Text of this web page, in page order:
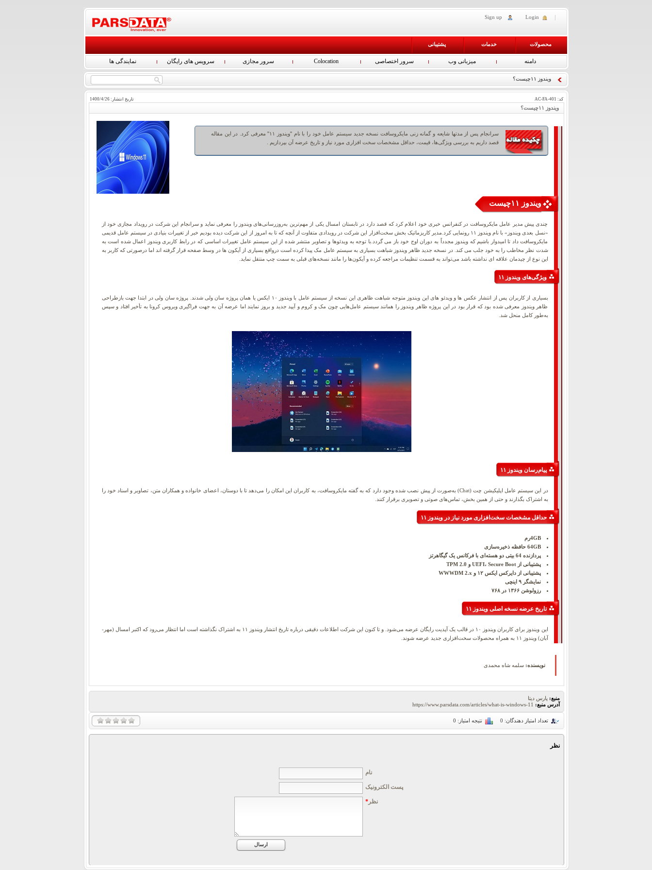
Login
Sign up
محصولات خدمات پشتیبانی
دامنه میزبانی وب سرور اختصاصی Colocation سرور مجازی سرویس های رایگان نمایندگی ها
ویندوز ۱۱چیست؟
کد: AC-FA-401 تاریخ انتشار: 1400/4/26
ویندوز ۱۱چیست؟
سرانجام پس از مدتها شایعه و گمانه زنی مایکروسافت نسخه‌ جدید سیستم عامل خود را با نام "ویندوز ۱۱" معرفی کرد. در این مقاله
قصد داریم به بررسی ویژگی‌ها، قیمت، حداقل مشخصات سخت افزاری مورد نیاز و تاریخ عرضه آن بپردازیم .
ویندوز ۱۱چیست
چندی پیش مدیر عامل مایکروسافت در کنفرانس خبری خود اعلام کرد که قصد دارد در تابستان امسال یکی از مهم‌ترین به‌روزرسانی‌های ویندوز را معرفی نماید و سرانجام این شرکت در رویداد مجازی خود از
«نسل بعدی ویندوز» با نام ویندوز ۱۱ رونمایی کرد.مدیر کاریزماتیک بخش سخت‌افزار این شرکت در رویدادی متفاوت از آنچه که تا به‌ امروز از این شرکت دیده بودیم خبر از تغییرات بنیادی در سیستم عامل قدیمی
مایکروسافت داد تا امیدوار باشیم که ویندوز مجدداً به دوران اوج خود باز می گردد.با توجه به ویدئوها و تصاویر منتشر شده از این سیستم عامل تغییرات اساسی که در رابط کاربری ویندوز اعمال شده است به
شدت نظر مخاطب را به خود جلب می کند. در نسخه جدید ظاهر ویندوز شباهت بسیاری به سیستم عامل مک پیدا کرده است درواقع بسیاری از آیکون ها در وسط صفحه قرار گرفته اند اما درصورتی که کاربر به
این نوع از چیدمان علاقه ای نداشته باشد می‌تواند به قسمت تنظیمات مراجعه کرده و آیکون‌ها را مانند نسخه‌های قبلی به سمت چپ منتقل نماید.
ویژگی‌های ویندوز ۱۱
بسیاری از کاربران پس از انتشار عکس ها و ویدئو های این ویندوز متوجه شباهت ظاهری این نسخه از سیستم عامل با ویندوز ۱۰ ایکس یا همان پروژه سان ولی شدند. پروژه سان ولی در ابتدا جهت بازطراحی
ظاهر ویندوز معرفی شده بود که قرار بود در این پروژه ظاهر ویندوز را همانند سیستم‌ عامل‌هایی چون مک و کروم و آیپد جدید و بروز نمایند اما عرضه آن به جهت فراگیری ویروس کرونا به تأخیر افتاد و سپس
به‌طور کامل منحل شد.
پیام‌رسان ویندوز ۱۱
در این سیستم عامل اپلیکیشن چت (Chat) به‌صورت از پیش نصب شده وجود دارد که به گفته مایکروسافت، به کاربران این امکان را می‌دهد تا با دوستان، اعضای خانواده و همکاران متن، تصاویر و اسناد خود را
به اشتراک بگذارند و حتی از همین بخش، تماس‌های صوتی و تصویری برقرار کنند.
حداقل مشخصات سخت‌افزاری مورد نیاز در ویندوز ۱۱
4GBرم
64GB حافظه‌ ذخیره‌سازی
پردازنده‌ 64 بیتی دو هسته‌ای با فرکانس یک گیگاهرتز
پشتیبانی از UEFI، Secure Boot و TPM 2.0
پشتیبانی از دایرکس ایکس ۱۲ و WWWDM 2.x
نمایشگر ۹ اینچی
رزولوشن ۱۳۶۶ در ۷۶۸
تاریخ عرضه نسخه اصلی ویندوز ۱۱
این ویندوز برای کاربران ویندوز ۱۰ در قالب یک آپدیت رایگان عرضه می‌شود. و تا کنون این شرکت اطلاعات دقیقی درباره‌ تاریخ انتشار ویندوز ۱۱ به‌ اشتراک نگذاشته است اما انتظار می‌رود که اکتبر امسال (مهر-
آبان) ویندوز ۱۱ به‌ همراه محصولات سخت‌افزاری جدید عرضه شوند.
نویسنده: سلمه شاه محمدی
منبع: پارس دیتا
آدرس منبع: https://www.parsdata.com/articles/what-is-windows-11
تعداد امتیاز دهندگان: 0 نتیجه امتیاز: 0
نظر
نام
پست الکترونیک
نظر*